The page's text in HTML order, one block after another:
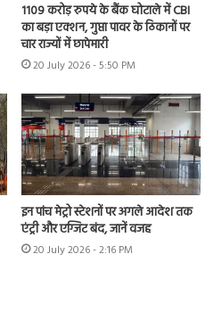
1109 करोड़ रुपये के बैंक घोटाले में CBI
का बड़ा एक्शन, गुप्ता पावर के ठिकानों पर
चार राज्यों में छापेमारी
20 July 2026 - 5:50 PM
इन पांच मेट्रो स्टेशनों पर अगले आदेश तक
एंट्री और एग्जिट बंद, जानें वजह
20 July 2026 - 2:16 PM